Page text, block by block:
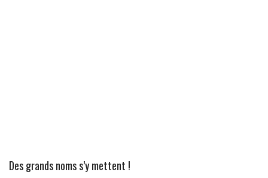
Des grands noms s’y mettent !